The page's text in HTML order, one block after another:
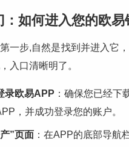
：如何进入您的欧易
一步,自然是找到并进入它
入口清晰明了。
录欧易APP ：确保您已经下
，并成功登录您的账户。
”页面 ：在APP的底部导航